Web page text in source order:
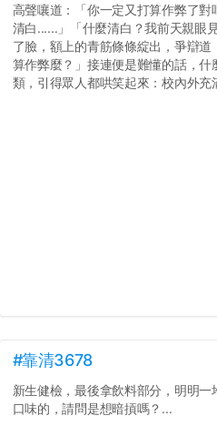
高聲嚷道：「你一定又打算作弊了
清白......」「什麼清白？我前天親眼
了臉，額上的青筋條條綻出，爭辯
算作弊麼？」接連便是難懂的話，
類，引得眾人都哄笑起來：校內外充
#靠清3678
新生健檢，最後拿飲料部分，明明
口味的，請問是想暗摃嗎？...